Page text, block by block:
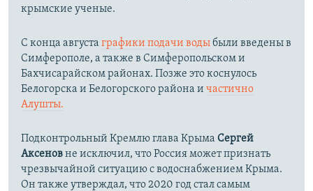
крымские ученые.
С конца августа графики подачи водыбыли введены в
Симферополе, а также в Симферопольском и
Бахчисарайском районах. Позже это коснулось
Белогорска и Белогорского района и частично
Алушты.
Подконтрольный Кремлю глава Крыма Сергей
Аксеновне исключил, что Россия может признать
чрезвычайной ситуацию с водоснабжением Крыма.
Он также утверждал, что 2020 год стал самым